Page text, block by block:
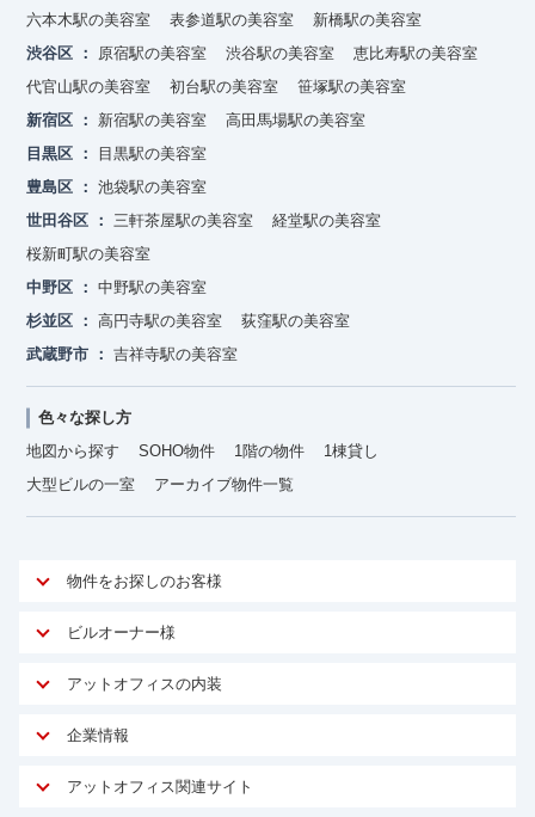
六本木駅の美容室
表参道駅の美容室
新橋駅の美容室
渋谷区
原宿駅の美容室 渋谷駅の美容室
恵比寿駅の美容室
代官山駅の美容室
初台駅の美容室
笹塚駅の美容室
新宿区
新宿駅の美容室
高田馬場駅の美容室
目黒区
目黒駅の美容室
豊島区
池袋駅の美容室
世田谷区
三軒茶屋駅の美容室
経堂駅の美容室
桜新町駅の美容室
中野区
中野駅の美容室
杉並区
高円寺駅の美容室
荻窪駅の美容室
武蔵野市
吉祥寺駅の美容室
色々な探し方
地図から探す
SOHO物件 1階の物件
1棟貸し
大型ビルの一室
アーカイブ物件一覧
物件をお探しのお客様
アットオフィスが選ばれる理由
ご契約者様インタビュー
オフィスお役立ちコラム
ビルオーナー様
オーナー様向けサービス
マイソク作成
物件情報から成約賃料を予測
アットオフィスの内装
サービス内容
内装に関するよくある質問
企業情報
アットオフィス関連サイト